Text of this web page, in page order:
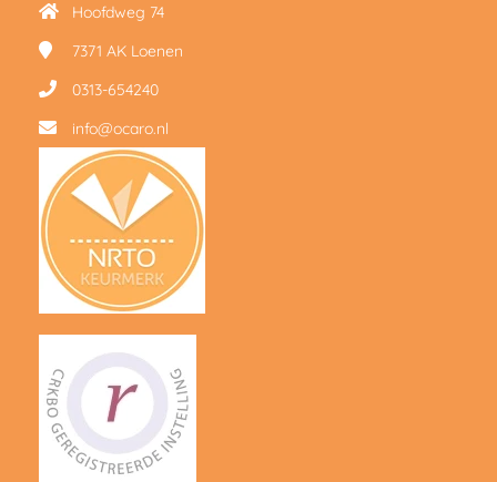
Hoofdweg 74
7371 AK Loenen
0313-654240
info@ocaro.nl